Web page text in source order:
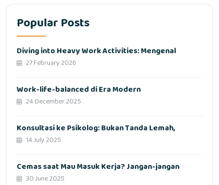
Popular Posts
Diving into Heavy Work Activities: Mengenal
27 February 2026
Work-life-balanced di Era Modern
24 December 2025
Konsultasi ke Psikolog: Bukan Tanda Lemah,
14 July 2025
Cemas saat Mau Masuk Kerja? Jangan-jangan
30 June 2025